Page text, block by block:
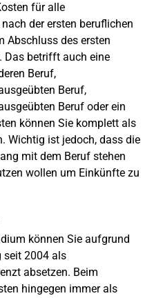
für alle
der ersten beruflichen
Abschluss des ersten
Das betrifft auch eine
Beruf,
Beruf,
Beruf oder ein
können Sie komplett als
Wichtig ist jedoch, dass die
mit dem Beruf stehen
wollen um Einkünfte zu
können Sie aufgrund
seit 2004 als
absetzen. Beim
hingegen immer als